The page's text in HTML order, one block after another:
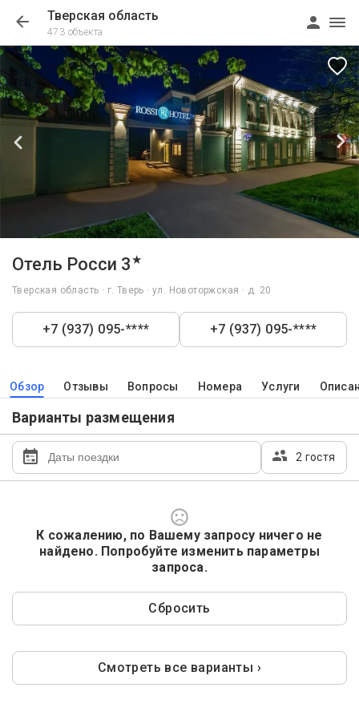
Тверская область
473 объекта
Отель Росси 3★
Тверская область · г. Тверь · ул. Новоторжская · д. 20
+7 (937) 095-**** +7 (937) 095-****
Обзор Отзывы Вопросы Номера Услуги
Варианты размещения
2 гостя
К сожалению, по Вашему запросу ничего не
найдено. Попробуйте изменить параметры
запроса.
Сбросить
Смотреть все варианты ›